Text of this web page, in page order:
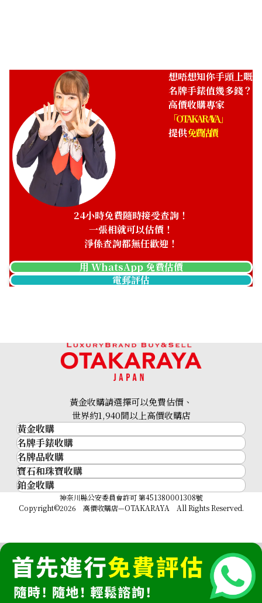
想唔想知你手頭上嘅
名牌手錶值幾多錢？
高價收購專家
「OTAKARAYA」
提供免費估價
24小時免費隨時接受查詢！
一張相就可以估價！
淨係查詢都無任歡迎！
用 WhatsApp 免費估價
電郵評估
黃金收購請選擇可以免費估價、
世界約1,940間以上高價收購店
黃金收購
黃金･金條
金條
金幣及銀幣
過去十年黃金價格
金飾
名牌手錶收購
名牌手錶收購
勞力士 (Rolex)
Patek Philippe
Audemars Piguet
名牌品收購
名牌品收購
HERMES
LOUIS VUITTON
CHANEL
CELINE
FENDI
Christian Dior
GUCCI
寶石和珠寶收購
寶石和珠寶
祖母綠
紅寶石
鉑金收購
神奈川縣公安委員會許可 第451380001308號
Copyright©2026 高價收購店—OTAKARAYA All Rights Reserved.